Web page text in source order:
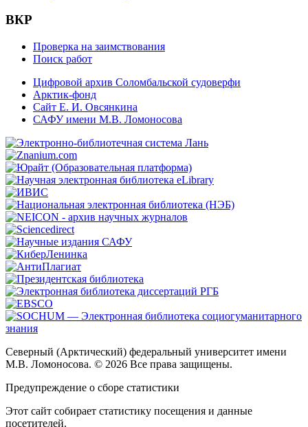
ВКР
Проверка на заимствования
Поиск работ
Цифровой архив Соломбальской судоверфи
Арктик-фонд
Сайт Е. И. Овсянкина
САФУ имени М.В. Ломоносова
Северный (Арктический) федеральный университет имени
М.В. Ломоносова. © 2026 Все права защищены.
Предупреждение о сборе статистики
Этот сайт собирает статистику посещения и данные
посетителей.